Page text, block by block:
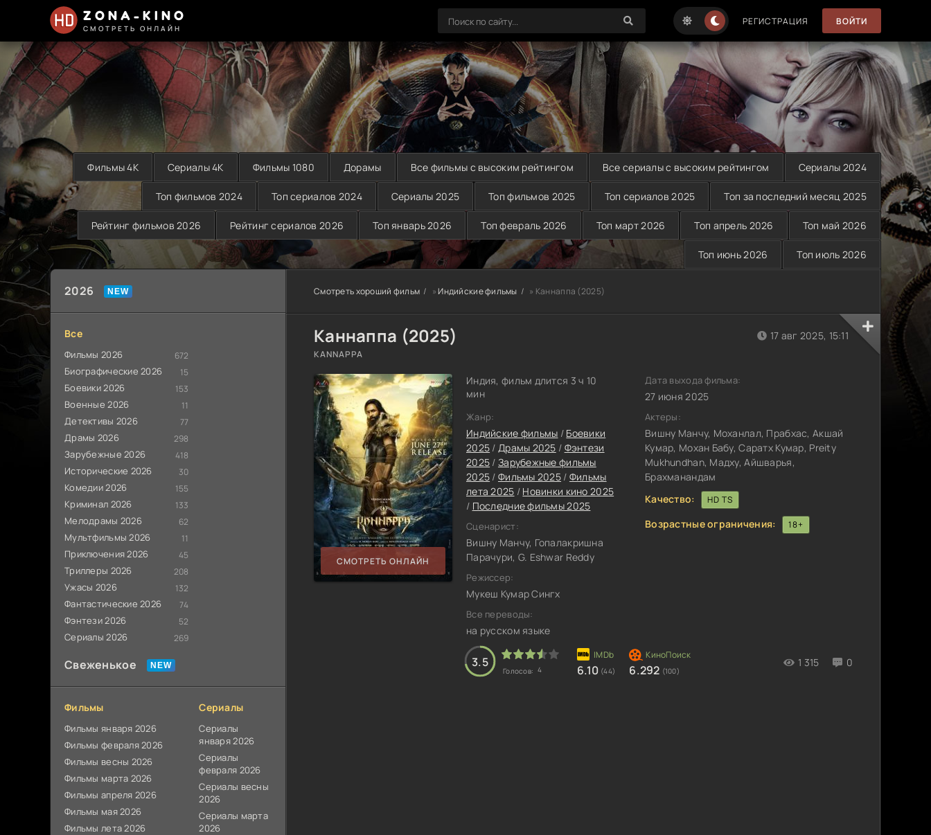
ZONA-KINO
СМОТРЕТЬ ОНЛАЙН
РЕГИСТРАЦИЯ ВОЙТИ
Фильмы 4K Сериалы 4K Фильмы 1080 Дорамы Все фильмы с высоким рейтингом Все сериалы с высоким рейтингом Сериалы 2024
Топ фильмов 2024 Топ сериалов 2024 Сериалы 2025 Топ фильмов 2025 Топ сериалов 2025 Топ за последний месяц 2025
Рейтинг фильмов 2026 Рейтинг сериалов 2026 Топ январь 2026 Топ февраль 2026 Топ март 2026 Топ апрель 2026 Топ май 2026
Топ июнь 2026 Топ июль 2026
2026
Все
Фильмы 2026 672
Биографические 2026 15
Боевики 2026 153
Военные 2026 11
Детективы 2026 77
Драмы 2026 298
Зарубежные 2026 418
Исторические 2026 30
Комедии 2026 155
Криминал 2026 133
Мелодрамы 2026 62
Мультфильмы 2026 11
Приключения 2026 45
Триллеры 2026 208
Ужасы 2026 132
Фантастические 2026 74
Фэнтези 2026 52
Сериалы 2026 269
Свеженькое
Фильмы
Фильмы января 2026
Фильмы февраля 2026
Фильмы весны 2026
Фильмы марта 2026
Фильмы апреля 2026
Фильмы мая 2026
Фильмы лета 2026
Сериалы
Сериалы
января 2026
Сериалы
февраля 2026
Сериалы весны
2026
Сериалы марта
2026
Смотреть хороший фильм »Индийские фильмы » Каннаппа (2025)
Каннаппа (2025)
KANNAPPA
СМОТРЕТЬ ОНЛАЙН
Индия, фильм длится 3 ч 10
мин
Жанр:
Индийские фильмы / Боевики
2025 / Драмы 2025 / Фэнтези
2025 / Зарубежные фильмы
2025 / Фильмы 2025 / Фильмы
лета 2025 / Новинки кино 2025
/ Последние фильмы 2025
Сценарист:
Вишну Манчу, Гопалакришна
Парачури, G. Eshwar Reddy
Режиссер:
Мукеш Кумар Сингх
Все переводы:
на русском языке
3.5
Голосов: 4 6.10 (44) 6.292 (100)
1 315 0
17 авг 2025, 15:11
Дата выхода фильма:
27 июня 2025
Актеры:
Вишну Манчу, Моханлал, Прабхас, Акшай
Кумар, Мохан Бабу, Саратх Кумар, Preity
Mukhundhan, Мадху, Айшварья,
Брахманандам
Качество:
HD TS
Возрастные ограничения: 18+